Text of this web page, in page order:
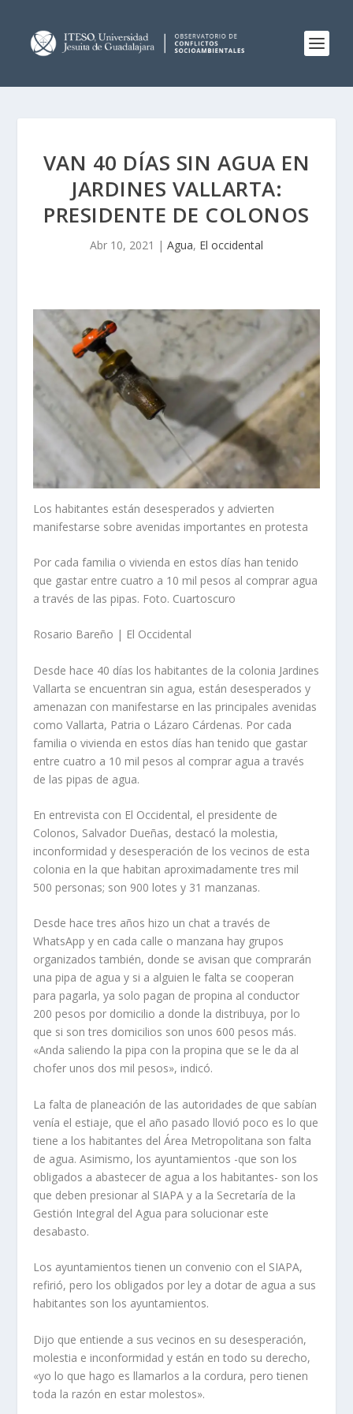
VAN 40 DÍAS SIN AGUA EN
JARDINES VALLARTA:
PRESIDENTE DE COLONOS
Abr 10, 2021 | Agua, El occidental
Los habitantes están desesperados y advierten
manifestarse sobre avenidas importantes en protesta
Por cada familia o vivienda en estos días han tenido
que gastar entre cuatro a 10 mil pesos al comprar agua
a través de las pipas. Foto. Cuartoscuro
Rosario Bareño | El Occidental
Desde hace 40 días los habitantes de la colonia Jardines
Vallarta se encuentran sin agua, están desesperados y
amenazan con manifestarse en las principales avenidas
como Vallarta, Patria o Lázaro Cárdenas. Por cada
familia o vivienda en estos días han tenido que gastar
entre cuatro a 10 mil pesos al comprar agua a través
de las pipas de agua.
En entrevista con El Occidental, el presidente de
Colonos, Salvador Dueñas, destacó la molestia,
inconformidad y desesperación de los vecinos de esta
colonia en la que habitan aproximadamente tres mil
500 personas; son 900 lotes y 31 manzanas.
Desde hace tres años hizo un chat a través de
WhatsApp y en cada calle o manzana hay grupos
organizados también, donde se avisan que comprarán
una pipa de agua y si a alguien le falta se cooperan
para pagarla, ya solo pagan de propina al conductor
200 pesos por domicilio a donde la distribuya, por lo
que si son tres domicilios son unos 600 pesos más.
«Anda saliendo la pipa con la propina que se le da al
chofer unos dos mil pesos», indicó.
La falta de planeación de las autoridades de que sabían
venía el estiaje, que el año pasado llovió poco es lo que
tiene a los habitantes del Área Metropolitana son falta
de agua. Asimismo, los ayuntamientos -que son los
obligados a abastecer de agua a los habitantes- son los
que deben presionar al SIAPA y a la Secretaría de la
Gestión Integral del Agua para solucionar este
desabasto.
Los ayuntamientos tienen un convenio con el SIAPA,
refirió, pero los obligados por ley a dotar de agua a sus
habitantes son los ayuntamientos.
Dijo que entiende a sus vecinos en su desesperación,
molestia e inconformidad y están en todo su derecho,
«yo lo que hago es llamarlos a la cordura, pero tienen
toda la razón en estar molestos».